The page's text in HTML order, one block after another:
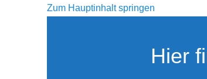
Zum Hauptinhalt springen
Hier